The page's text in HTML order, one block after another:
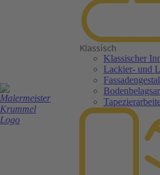
Klassisch
Klassischer
Lackier- und